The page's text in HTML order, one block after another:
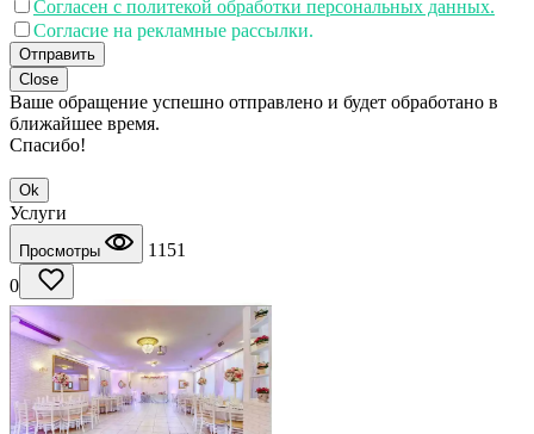
Согласен с политекой обработки персональных данных.
Согласие на рекламные рассылки.
Отправить
Close
Ваше обращение успешно отправлено и будет обработано в
ближайшее время.
Спасибо!
Ok
Услуги
Просмотры
1151
0